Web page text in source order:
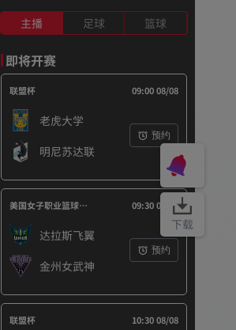
下载
主播 足球 篮球
即将开赛
联盟杯 09:00 08/08
老虎大学
明尼苏达联
预约
美国女子职业篮球联赛 09:30 08/08
达拉斯飞翼
金州女武神
预约
联盟杯 10:30 08/08